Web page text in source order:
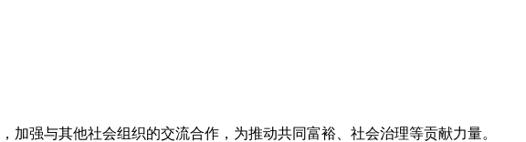
强与其他社会组织的交流合作，为推动共同富裕、社会治理等贡献力量。